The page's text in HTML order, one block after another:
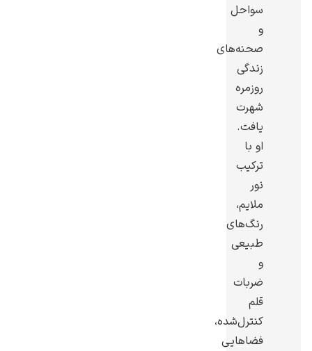
سواحل
و
صحنه‌های
زندگی
روزمره
شهرت
یافت.
او با
ترکیب
نور
ملایم،
رنگ‌های
طبیعی
و
ضربات
قلم
کنترل‌شده،
فضاهایی